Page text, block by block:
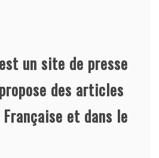
un site de presse
des articles
et dans le